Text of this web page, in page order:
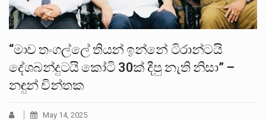
“මාව තංගල්ලේ තියන් ඉන්නේ ටිරාන්ටයි
දේශබන්දුටයි කෝටි 30ක් දීපු නැති නිසා” –
නඳුන් චින්තක
May 14, 2025